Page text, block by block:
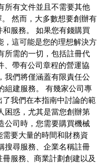
所有文件並且不需要其他
然而，大多數想要創辦有
服務。 如果您有錢購買
，這可能是您的理想解決方
所需的一切，包括註冊代
、帶有公司章程的營運協
我們將僅涵蓋有限責任公
組建服務。 有幾家公司專
我們在本指南中討論的範
困惑，尤其是當您創辦第
公司時，您需要購買機械
要大量的時間和財務資
搜尋服務、企業名稱註冊
服務、商業計劃創建以及